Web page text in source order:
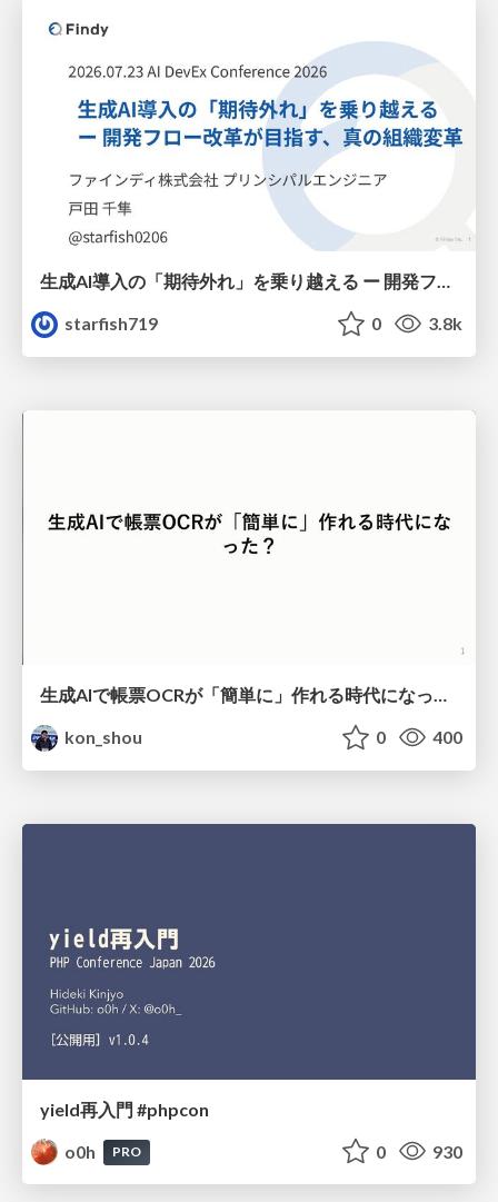
starfish719
0 3.8k
生成AIで帳票OCRが「簡単に」作れる時代になった？
kon_shou
0 400
yield再入門 #phpcon
o0h
PRO 0 930